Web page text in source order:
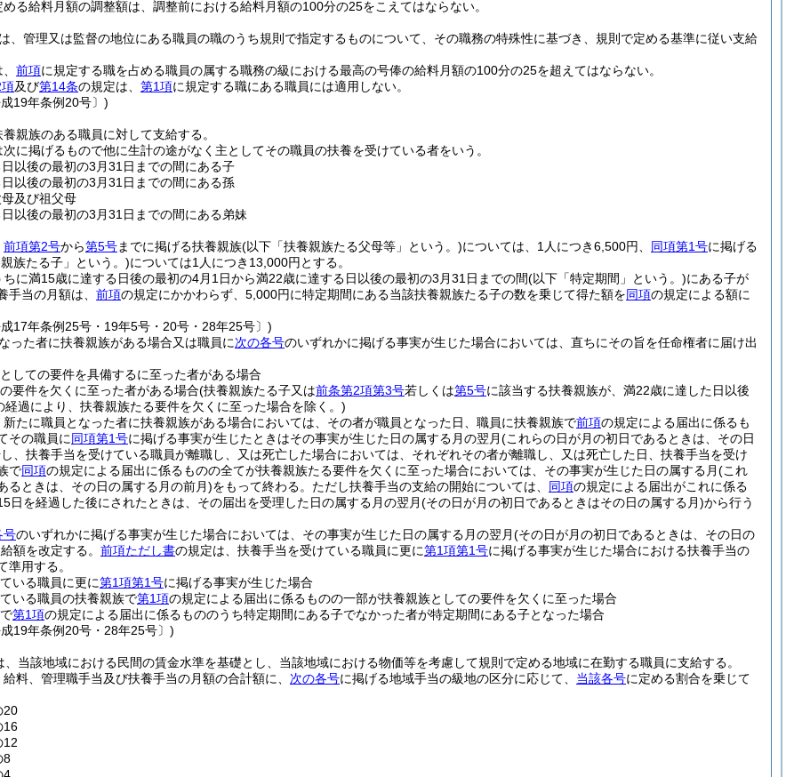
る給料月額の調整額は、調整前における給料月額の100分の25をこえてはならない。
、管理又は監督の地位にある職員の職のうち規則で指定するものについて、その職務の特殊性に基づき、規則で定める基準に従い支給
前項に規定する職を占める職員の属する職務の級における最高の号俸の給料月額の100分の25を超えてはならない。
及び第14条の規定は、 第1項に規定する職にある職員には適用しない。
19年条例20号〕)
親族のある職員に対して支給する。
に掲げるもので他に生計の途がなく主としてその職員の扶養を受けている者をいう。
以後の最初の3月31日までの間にある子
以後の最初の3月31日までの間にある孫
及び祖父母
以後の最初の3月31日までの間にある弟妹
前項第2号から第5号までに掲げる扶養親族(以下「扶養親族たる父母等」という。)については、1人につき6,500円、 同項第1号に掲げる
族たる子」という。)については1人につき13,000円とする。
に満15歳に達する日後の最初の4月1日から満22歳に達する日以後の最初の3月31日までの間(以下「特定期間」という。)にある子が
手当の月額は、 前項の規定にかかわらず、5,000円に特定期間にある当該扶養親族たる子の数を乗じて得た額を同項の規定による額に
17年条例25号・19年5号・20号・28年25号〕)
った者に扶養親族がある場合又は職員に次の各号のいずれかに掲げる事実が生じた場合においては、直ちにその旨を任命権者に届け出
しての要件を具備するに至った者がある場合
要件を欠くに至った者がある場合(扶養親族たる子又は前条第2項第3号若しくは第5号に該当する扶養親族が、満22歳に達した日以後
経過により、扶養親族たる要件を欠くに至った場合を除く。)
たに職員となった者に扶養親族がある場合においては、その者が職員となった日、職員に扶養親族で前項の規定による届出に係るも
その職員に同項第1号に掲げる事実が生じたときはその事実が生じた日の属する月の翌月(これらの日が月の初日であるときは、その日
、扶養手当を受けている職員が離職し、又は死亡した場合においては、それぞれその者が離職し、又は死亡した日、扶養手当を受け
で同項の規定による届出に係るものの全てが扶養親族たる要件を欠くに至った場合においては、その事実が生じた日の属する月(これ
るときは、その日の属する月の前月)をもって終わる。 ただし扶養手当の支給の開始については、 同項の規定による届出がこれに係る
日を経過した後にされたときは、その届出を受理した日の属する月の翌月(その日が月の初日であるときはその日の属する月)から行う
号のいずれかに掲げる事実が生じた場合においては、その事実が生じた日の属する月の翌月(その日が月の初日であるときは、その日の
額を改定する。 前項ただし書の規定は、扶養手当を受けている職員に更に第1項第1号に掲げる事実が生じた場合における扶養手当の
準用する。
いる職員に更に第1項第1号に掲げる事実が生じた場合
いる職員の扶養親族で第1項の規定による届出に係るものの一部が扶養親族としての要件を欠くに至った場合
第1項の規定による届出に係るもののうち特定期間にある子でなかった者が特定期間にある子となった場合
19年条例20号・28年25号〕)
、当該地域における民間の賃金水準を基礎とし、当該地域における物価等を考慮して規則で定める地域に在勤する職員に支給する。
料、管理職手当及び扶養手当の月額の合計額に、 次の各号に掲げる地域手当の級地の区分に応じて、 当該各号に定める割合を乗じて
20
16
8